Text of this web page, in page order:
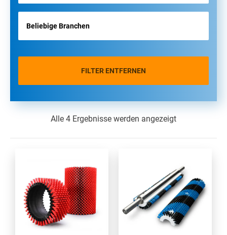
FILTER ENTFERNEN
Alle 4 Ergebnisse werden angezeigt